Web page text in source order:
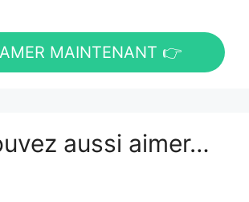
MAINTENANT 👉
aussi aimer…